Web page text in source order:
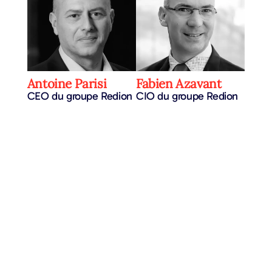
Antoine Parisi
CEO du groupe Redion
Fabien Azavant
CIO du groupe Redion